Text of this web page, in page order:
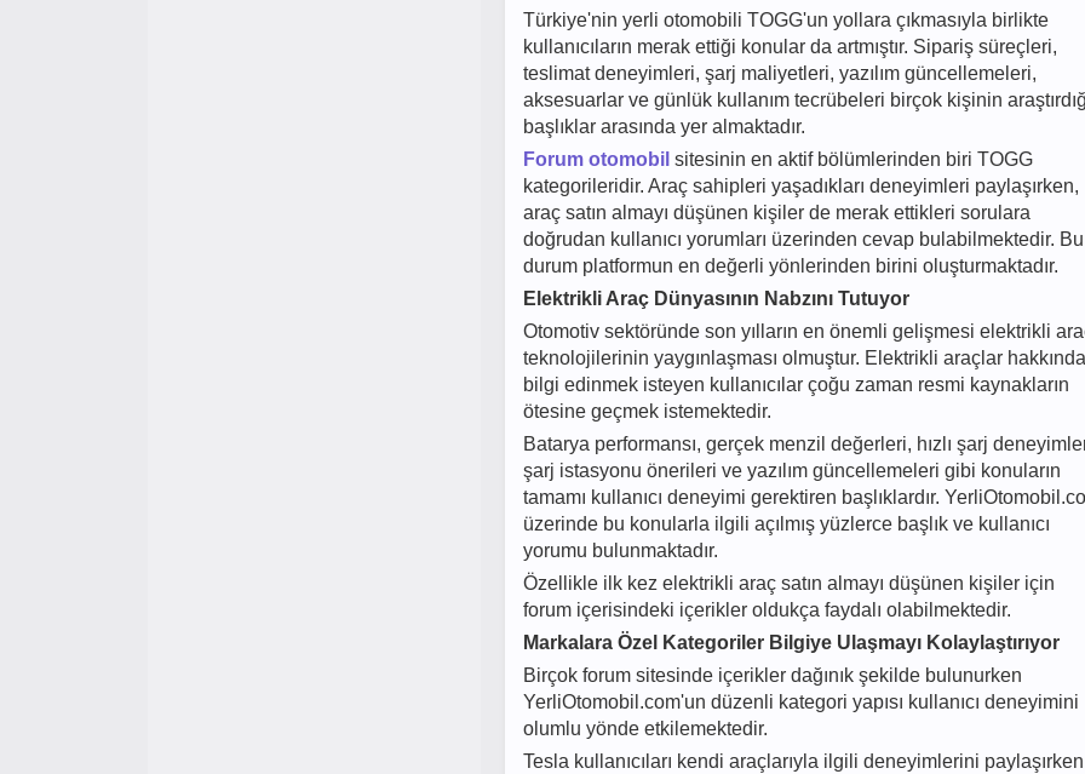
Türkiye'nin yerli otomobili TOGG'un yollara çıkmasıyla birlikte
kullanıcıların merak ettiği konular da artmıştır. Sipariş süreçleri,
teslimat deneyimleri, şarj maliyetleri, yazılım güncellemeleri,
aksesuarlar ve günlük kullanım tecrübeleri birçok kişinin
başlıklar arasında yer almaktadır.
Forum otomobil sitesinin en aktif bölümlerinden biri TOGG
kategorileridir. Araç sahipleri yaşadıkları deneyimleri paylaşırken,
araç satın almayı düşünen kişiler de merak ettikleri sorulara
doğrudan kullanıcı yorumları üzerinden cevap bulabilmektedir. Bu
durum platformun en değerli yönlerinden birini oluşturmaktadır.
Elektrikli Araç Dünyasının Nabzını Tutuyor
Otomotiv sektöründe son yılların en önemli gelişmesi elektrikli
teknolojilerinin yaygınlaşması olmuştur. Elektrikli araçlar hakkında
bilgi edinmek isteyen kullanıcılar çoğu zaman resmi kaynakların
ötesine geçmek istemektedir.
Batarya performansı, gerçek menzil değerleri, hızlı şarj
şarj istasyonu önerileri ve yazılım güncellemeleri gibi konuların
tamamı kullanıcı deneyimi gerektiren başlıklardır.
üzerinde bu konularla ilgili açılmış yüzlerce başlık ve kullanıcı
yorumu bulunmaktadır.
Özellikle ilk kez elektrikli araç satın almayı düşünen kişiler için
forum içerisindeki içerikler oldukça faydalı olabilmektedir.
Markalara Özel Kategoriler Bilgiye Ulaşmayı Kolaylaştırıyor
Birçok forum sitesinde içerikler dağınık şekilde bulunurken
YerliOtomobil.com'un düzenli kategori yapısı kullanıcı deneyimini
olumlu yönde etkilemektedir.
Tesla kullanıcıları kendi araçlarıyla ilgili deneyimlerini